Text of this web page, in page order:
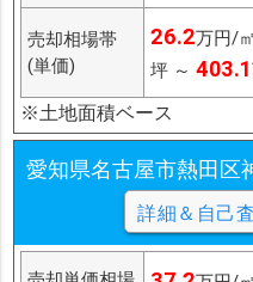
売却相場帯
(単価)
26.2万円/
坪 ～ 403.1
※土地面積ベース
愛知県名古屋市熱田区
詳細＆自己